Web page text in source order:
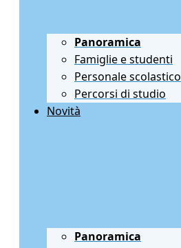
Panoramica
Famiglie e studenti
Personale scolastico
Percorsi di studio
Novità
Panoramica